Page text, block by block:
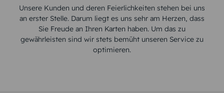
Unsere Kunden und deren Feierlichkeiten stehen bei uns
an erster Stelle. Darum liegt es uns sehr am Herzen, dass
Sie Freude an Ihren Karten haben. Um das zu
gewährleisten sind wir stets bemüht unseren Service zu
optimieren.